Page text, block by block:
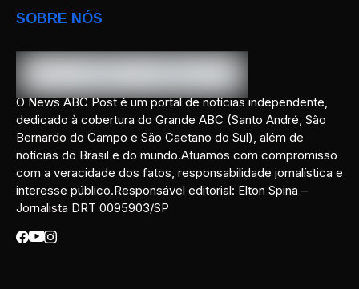
SOBRE NÓS
O News ABC Post é um portal de notícias independente,
dedicado à cobertura do Grande ABC (Santo André, São
Bernardo do Campo e São Caetano do Sul), além de
notícias do Brasil e do mundo.Atuamos com compromisso
com a veracidade dos fatos, responsabilidade jornalística e
interesse público.Responsável editorial: Elton Spina –
Jornalista DRT 0095903/SP